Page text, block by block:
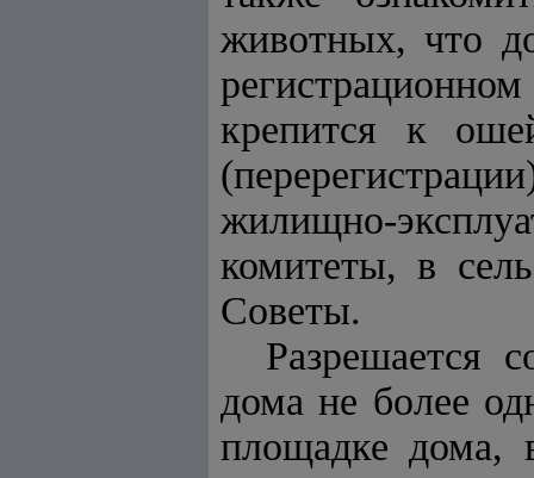
животных, что
крепится к
жилищно-
комитеты, в
Советы.
Разрешается
дома не более
площадке дома,